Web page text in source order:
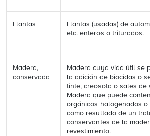
Llantas
Llantas (usadas) de
etc. enteros o triturados.
Madera,
conservada
Madera cuya vida útil se
la adición de biocidas o
tinte, creosota o sales de
Madera que puede
orgánicos halogenados o
como resultado de un
conservantes de la
revestimiento.